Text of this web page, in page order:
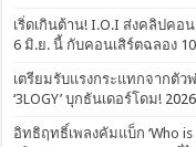
เริ่ดเกินต้าน! I.O.I ส่งคลิปคอ
6 มิ.ย. นี้ กับคอนเสิร์ตฉลอง
เตรียมรับแรงกระแทกจากตัว
‘3LOGY’ บุกธันเดอร์โดม!
อิทธิฤทธิ์เพลงคัมแบ็ก ‘Who